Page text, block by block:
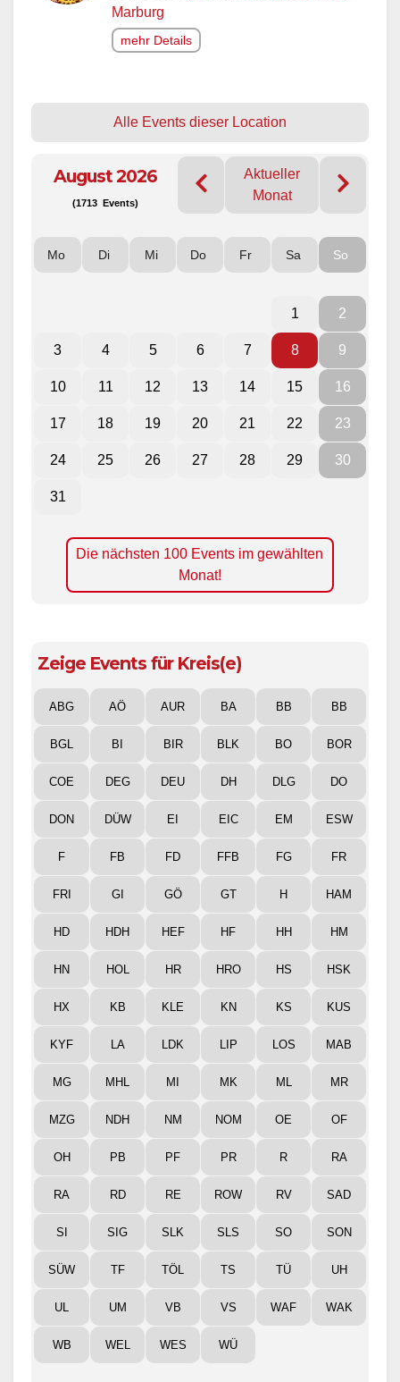
Marburg
mehr Details
Alle Events dieser Location
August 2026
(1713 Events)
Aktueller
Monat
Mo Di Mi Do Fr Sa So
1 2
3 4 5 6 7 8 9
10 11 12 13 14 15 16
17 18 19 20 21 22 23
24 25 26 27 28 29 30
31
Die nächsten 100 Events im gewählten
Monat!
Zeige Events für Kreis(e)
ABG AÖ AUR BA BB BB
BGL BI BIR BLK BO BOR
COE DEG DEU DH DLG DO
DON DÜW EI EIC EM ESW
F FB FD FFB FG FR
FRI GI GÖ GT H HAM
HD HDH HEF HF HH HM
HN HOL HR HRO HS HSK
HX KB KLE KN KS KUS
KYF LA LDK LIP LOS MAB
MG MHL MI MK ML MR
MZG NDH NM NOM OE OF
OH PB PF PR R RA
RA RD RE ROW RV SAD
SI SIG SLK SLS SO SON
SÜW TF TÖL TS TÜ UH
UL UM VB VS WAF WAK
WB WEL WES WÜ